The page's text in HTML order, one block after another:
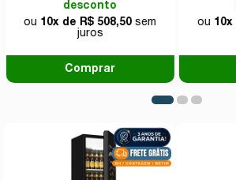
desconto
ou 10x de R$ 508,50 sem
juros
Comprar
ou 10x